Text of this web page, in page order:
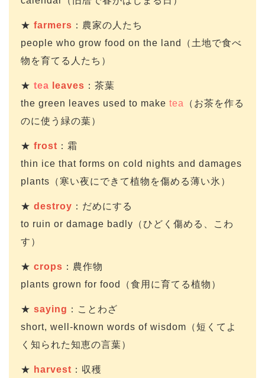
★ farmers ：農家の人たち
people who grow food on the land（土地で食べ
物を育てる人たち）
★ tea leaves ：茶葉
the green leaves used to make tea
（お茶を作る
のに使う緑の葉）
★ frost ：霜
thin ice that forms on cold nights and damages
plants（寒い夜にできて植物を傷める薄い氷）
★ destroy ：だめにする
to ruin or damage badly（ひどく傷める、こわ
す）
★ crops ：農作物
plants grown for food（食用に育てる植物）
★ saying ：ことわざ
short, well-known words of wisdom（短くてよ
く知られた知恵の言葉）
★ harvest ：収穫